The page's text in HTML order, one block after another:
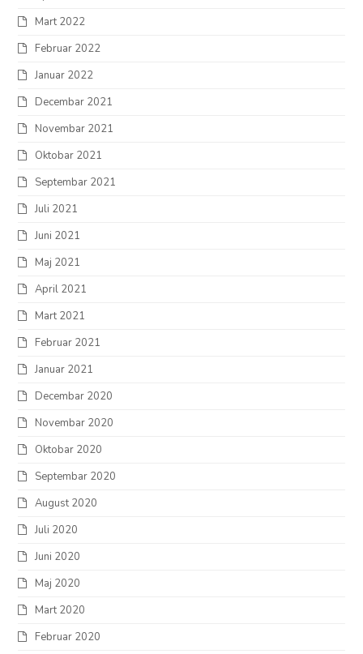
Mart 2022
Februar 2022
Januar 2022
Decembar 2021
Novembar 2021
Oktobar 2021
Septembar 2021
Juli 2021
Juni 2021
Maj 2021
April 2021
Mart 2021
Februar 2021
Januar 2021
Decembar 2020
Novembar 2020
Oktobar 2020
Septembar 2020
August 2020
Juli 2020
Juni 2020
Maj 2020
Mart 2020
Februar 2020